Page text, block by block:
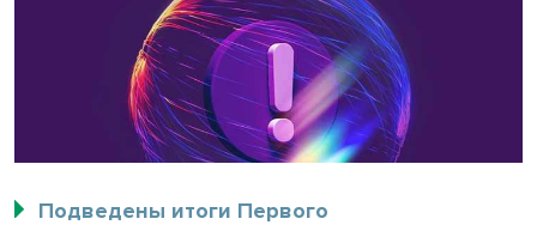
Подведены итоги Первого